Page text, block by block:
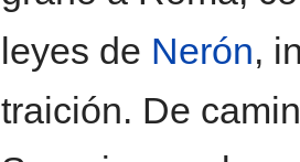
leyes de Nerón,
traición. De